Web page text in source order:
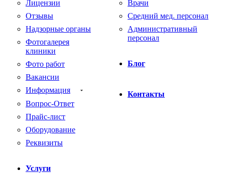
Лицензии
Отзывы
Надзорные органы
Фотогалерея
клиники
Фото работ
Вакансии
Информация
Вопрос-Ответ
Прайс-лист
Оборудование
Реквизиты
Услуги
Врачи
Средний мед. персонал
Административный
персонал
Блог
Контакты